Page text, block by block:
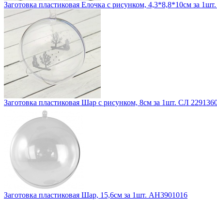
Заготовка пластиковая Елочка с рисунком, 4,3*8,8*10см за
Заготовка пластиковая Шар с рисунком, 8см за 1шт. СЛ
Заготовка пластиковая Шар, 15,6см за 1шт. АН3901016